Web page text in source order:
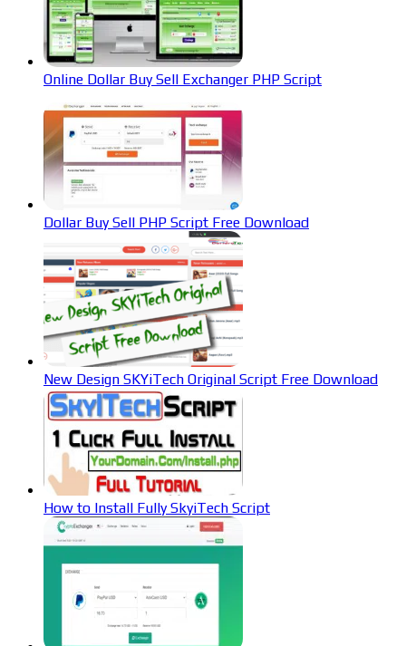
Online Dollar Buy Sell Exchanger PHP Script
Dollar Buy Sell PHP Script Free Download
New Design SKYiTech Original Script Free Download
How to Install Fully SkyiTech Script